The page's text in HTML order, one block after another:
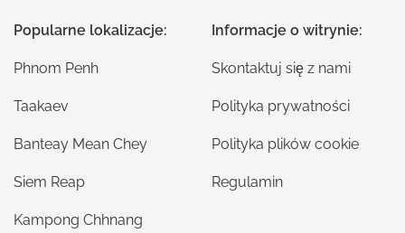
Popularne lokalizacje:
Phnom Penh
Taakaev
Banteay Mean Chey
Siem Reap
Kampong Chhnang
Informacje o witrynie:
Skontaktuj się z nami
Polityka prywatności
Polityka plików cookie
Regulamin